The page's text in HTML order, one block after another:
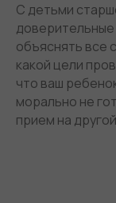
С детьми
объяснять все
какой цели
что ваш
морально не
прием на